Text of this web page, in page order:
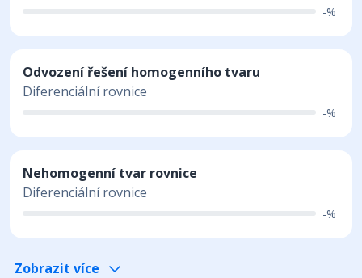
-%
Odvození řešení homogenního tvaru
Diferenciální rovnice
-%
Nehomogenní tvar rovnice
Diferenciální rovnice
-%
Zobrazit více